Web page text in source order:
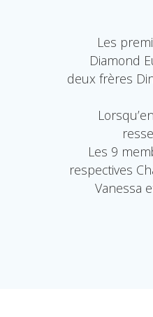
Les
Diamond
deux frères
Les 9
respectives
Vanessa